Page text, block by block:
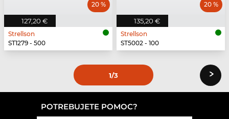
127,20 €
20 %
Strellson
ST1279 - 500
135,20 €
20 %
Strellson
ST5002 - 100
1/3 ›
POTREBUJETE POMOC?